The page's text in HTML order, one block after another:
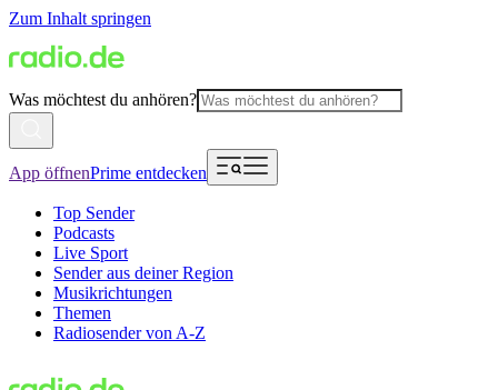
Zum Inhalt springen
Was möchtest du anhören?
App öffnenPrime entdecken
Top Sender
Podcasts
Live Sport
Sender aus deiner Region
Musikrichtungen
Themen
Radiosender von A-Z